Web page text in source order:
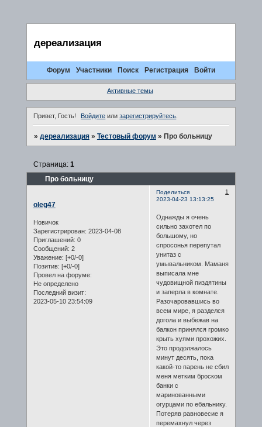
дереализация
Форум Участники Поиск Регистрация Войти
Активные темы
Привет, Гость! Войдите илизарегистрируйтесь.
» дереализация » Тестовый форум » Про больницу
Про больницу
Страница: 1
Поделиться
1
2023-04-23 13:13:25
oleg47
Новичок
Зарегистрирован: 2023-04-08
Приглашений: 0
Сообщений: 2
Уважение: [+0/-0]
Позитив: [+0/-0]
Провел на форуме:
Не определено
Последний визит:
2023-05-10 23:54:09
Однажды я очень
сильно захотел по
большому, но
спросонья перепутал
унитаз с
умывальником. Маманя
выписала мне
чудовищной пиздятины
и заперла в комнате.
Разочаровавшись во
всем мире, я разделся
догола и выбежав на
балкон принялся громко
крыть хуями прохожих.
Это продолжалось
минут десять, пока
какой-то парень не сбил
меня метким броском
банки с
маринованными
огурцами по ебальнику.
Потеряв равновесие я
перемахнул через